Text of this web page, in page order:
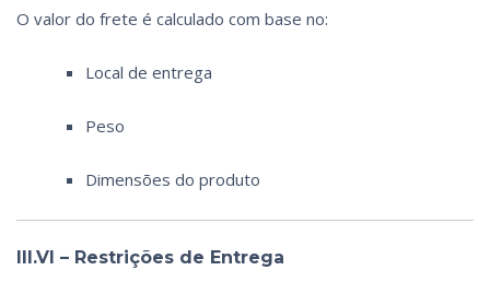
O valor do frete é calculado com base no:
Local de entrega
Peso
Dimensões do produto
III.VI – Restrições de Entrega